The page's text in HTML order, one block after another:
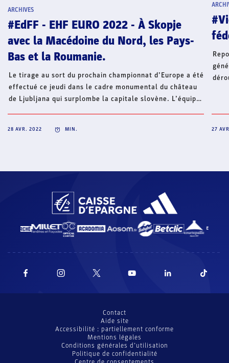
ARCHIVES
#EdFF - EHF EURO 2022 - À Skopje
avec la Macédoine du Nord, les Pays-
Bas et la Roumanie.
Le tirage au sort du prochain championnat d’Europe a été
effectué ce jeudi dans le cadre monumental du château
de Ljubljana qui surplombe la capitale slovène. L’équipe
du Nord, ainsi que les Pays-Bas et la Roumanie.
28 AVR. 2022 MIN. 27
Contact
Aide site
Accessibilité : partiellement conforme
Mentions légales
Conditions générales d’utilisation
Politique de confidentialité